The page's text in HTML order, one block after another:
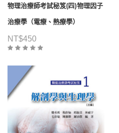
物理治療師考試秘笈(四)物理因子
治療學（電療、熱療學）
NT$450